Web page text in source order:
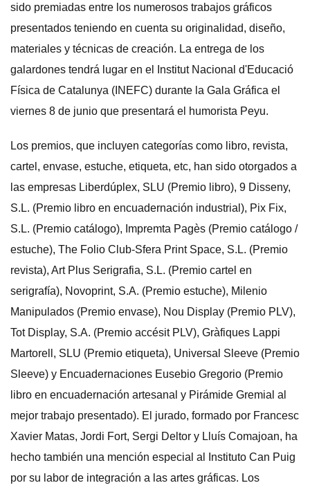
sido premiadas entre los numerosos trabajos gráficos
presentados teniendo en cuenta su originalidad, diseño,
materiales y técnicas de creación. La entrega de los
galardones tendrá lugar en el Institut Nacional d'Educació
Física de Catalunya (INEFC) durante la Gala Gráfica el
viernes 8 de junio que presentará el humorista Peyu.
Los premios, que incluyen categorías como libro, revista,
cartel, envase, estuche, etiqueta, etc, han sido otorgados a
las empresas Liberdúplex, SLU (Premio libro), 9 Disseny,
S.L. (Premio libro en encuadernación industrial), Pix Fix,
S.L. (Premio catálogo), Impremta Pagès (Premio catálogo /
estuche), The Folio Club-Sfera Print Space, S.L. (Premio
revista), Art Plus Serigrafia, S.L. (Premio cartel en
serigrafía), Novoprint, S.A. (Premio estuche), Milenio
Manipulados (Premio envase), Nou Display (Premio PLV),
Tot Display, S.A. (Premio accésit PLV), Gràfiques Lappi
Martorell, SLU (Premio etiqueta), Universal Sleeve (Premio
Sleeve) y Encuadernaciones Eusebio Gregorio (Premio
libro en encuadernación artesanal y Pirámide Gremial al
mejor trabajo presentado). El jurado, formado por Francesc
Xavier Matas, Jordi Fort, Sergi Deltor y Lluís Comajoan, ha
hecho también una mención especial al Instituto Can Puig
por su labor de integración a las artes gráficas. Los